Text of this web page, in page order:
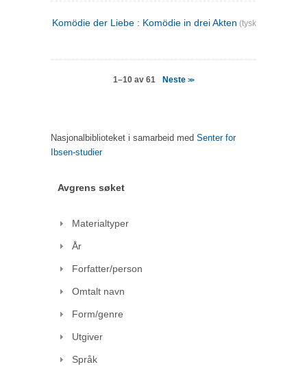
Komödie der Liebe : Komödie in drei Akten (tysk)
1–10 av 61 Neste>>
Nasjonalbiblioteket i samarbeid med Senter for
Ibsen-studier
Avgrens søket
Materialtyper
År
Forfatter/person
Omtalt navn
Form/genre
Utgiver
Språk